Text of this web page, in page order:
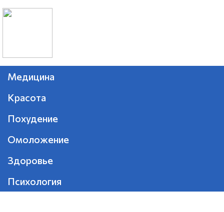
Медицина
Красота
Похудение
Омоложение
Здоровье
Психология